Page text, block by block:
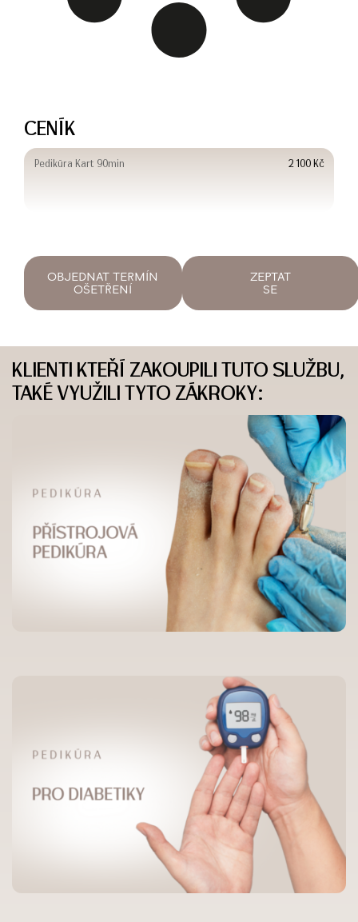
CENÍK
Pedikúra Kart 90min 2 100 Kč
OBJEDNAT TERMÍN
OŠETŘENÍ
ZEPTAT
SE
KLIENTI KTEŘÍ ZAKOUPILI TUTO SLUŽBU,
TAKÉ VYUŽILI TYTO ZÁKROKY: